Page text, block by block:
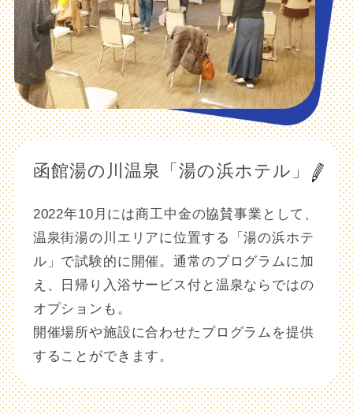
函館湯の川温泉「湯の浜ホテル」
2022年10月には商工中金の協賛事業として、
温泉街湯の川エリアに位置する「湯の浜ホテ
ル」で試験的に開催。通常のプログラムに加
え、日帰り入浴サービス付と温泉ならではの
オプションも。
開催場所や施設に合わせたプログラムを提供
することができます。